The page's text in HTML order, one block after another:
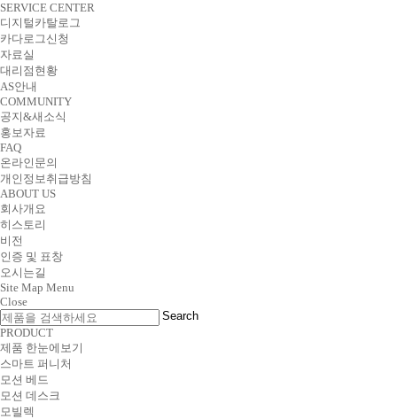
SERVICE CENTER
디지털카탈로그
카다로그신청
자료실
대리점현황
AS안내
COMMUNITY
공지&새소식
홍보자료
FAQ
온라인문의
개인정보취급방침
ABOUT US
회사개요
히스토리
비전
인증 및 표창
오시는길
Site Map Menu
Close
Search
PRODUCT
제품 한눈에보기
스마트 퍼니처
모션 베드
모션 데스크
모빌렉